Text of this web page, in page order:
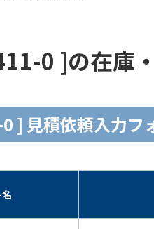
0 ]の在庫
] 見積依頼入力フ